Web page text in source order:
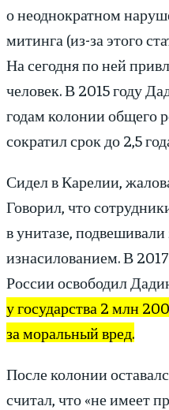
о неоднократном
митинга (из-за этого
На сегодня по ней
человек. В 2015 году
годам колонии общего
сократил срок до 2,5
Сидел в Карелии,
Говорил, что
в унитазе,
изнасилованием. В
России освободил
у государства 2 млн
за моральный вред.
После колонии
считал, что «не имеет